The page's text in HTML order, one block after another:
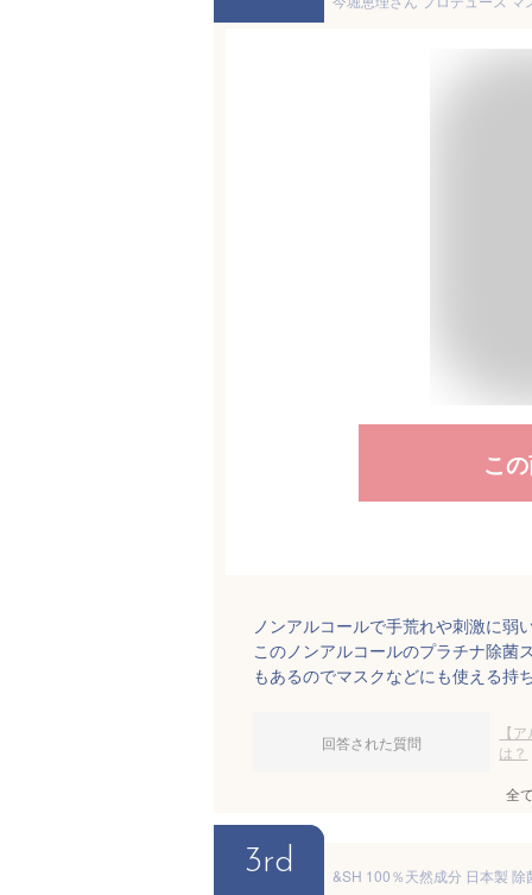
こ
ノンアルコールで手荒れや刺激に弱
このノンアルコールのプラチナ除菌
もあるのでマスクなどにも使える持
回答された質問
【
は？
全
3rd